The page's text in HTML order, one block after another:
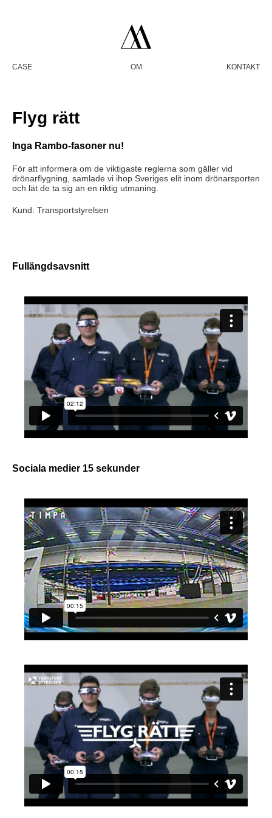
CASE OM KONTAKT
Flyg rätt
Inga Rambo-fasoner nu!
För att informera om de viktigaste reglerna som gäller vid
drönarflygning, samlade vi ihop Sveriges elit inom drönarsporten
och lät de ta sig an en riktig utmaning.
Kund: Transportstyrelsen
Fullängdsavsnitt
Sociala medier 15 sekunder